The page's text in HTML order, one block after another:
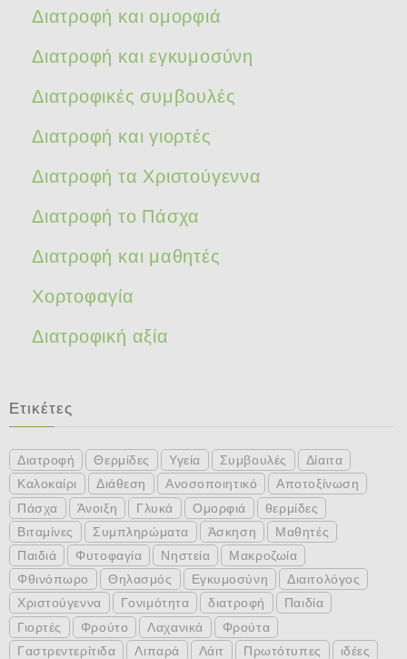
Διατροφή και ομορφιά
Διατροφή και εγκυμοσύνη
Διατροφικές συμβουλές
Διατροφή και γιορτές
Διατροφή τα Χριστούγεννα
Διατροφή το Πάσχα
Διατροφή και μαθητές
Χορτοφαγία
Διατροφική αξία
Ετικέτες
Διατροφή Θερμίδες Υγεία Συμβουλές
Δίαιτα
Καλοκαίρι
Διάθεση Ανοσοποιητικό
Αποτοξίνωση
Πάσχα
Άνοιξη Γλυκά Ομορφιά
θερμίδες
Βιταμίνες
Συμπληρώματα Άσκηση
Μαθητές
Παιδιά
Φυτοφαγία Νηστεία
Μακροζωία
Φθινόπωρο
Θηλασμός Εγκυμοσύνη
Διαιτολόγος
Χριστούγεννα
Γονιμότητα διατροφή
Παιδία
Γιορτές
Φρούτο Λαχανικά
Φρούτα
Γαστρεντερίτιδα
Λιπαρά Λάιτ Πρωτότυπες
ιδέες